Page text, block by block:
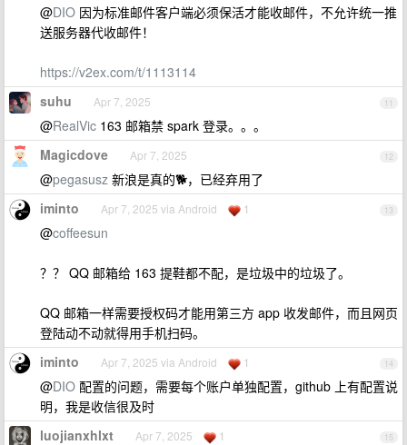
@DIO 因为标准邮件客户端必须保活才能收邮件，不允许统一推
送服务器代收邮件！
https://v2ex.com/t/1113114
11
suhu Apr 7, 2025
@RealVic 163 邮箱禁 spark 登录。。。
12
Magicdove Apr 7, 2025
@pegasusz 新浪是真的🐕，已经弃用了
13
iminto Apr 7, 2025 via Android 1
@coffeesun
？？ QQ 邮箱给 163 提鞋都不配，是垃圾中的垃圾了。
QQ 邮箱一样需要授权码才能用第三方 app 收发邮件，而且网页
登陆动不动就得用手机扫码。
14
iminto Apr 7, 2025 via Android 1
@DIO 配置的问题，需要每个账户单独配置，github 上有配置说
明，我是收信很及时
15
luojianxhlxt Apr 7, 2025 1